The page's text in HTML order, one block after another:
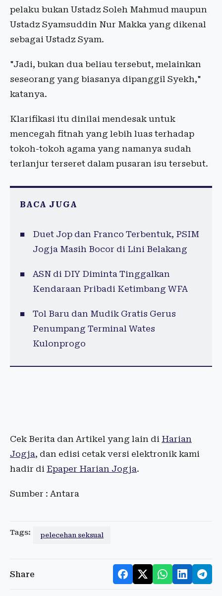
pelaku bukan Ustadz Soleh Mahmud maupun
Ustadz Syamsuddin Nur Makka yang dikenal
sebagai Ustadz Syam.
"Jadi, bukan dua beliau tersebut, melainkan
seseorang yang biasanya dipanggil Syekh,"
katanya.
Klarifikasi itu dinilai mendesak untuk
mencegah fitnah yang lebih luas terhadap
tokoh-tokoh agama yang namanya sudah
terlanjur terseret dalam pusaran isu tersebut.
BACA JUGA
Duet Jop dan Franco Terbentuk, PSIM
Jogja Masih Bocor di Lini Belakang
ASN di DIY Diminta Tinggalkan
Kendaraan Pribadi Ketimbang WFA
Tol Baru dan Mudik Gratis Gerus
Penumpang Terminal Wates
Kulonprogo
Cek Berita dan Artikel yang lain di Harian
Jogja, dan edisi cetak versi elektronik kami
hadir di Epaper Harian Jogja.
Sumber : Antara
Tags: pelecehan seksual
Share